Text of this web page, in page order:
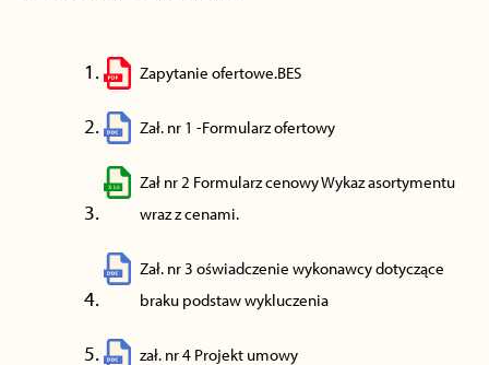
Zapytanie ofertowe.BES
Zał. nr 1 -Formularz ofertowy
Zał nr 2 Formularz cenowy Wykaz asortymentu
wraz z cenami.
Zał. nr 3 oświadczenie wykonawcy dotyczące
braku podstaw wykluczenia
zał. nr 4 Projekt umowy